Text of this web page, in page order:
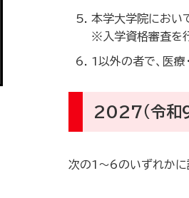
本学大学院におい
※入学資格審査を
1以外の者で、医
2027（令和
次の1～6のいずれかに